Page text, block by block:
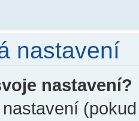
nastavení
nastavení?